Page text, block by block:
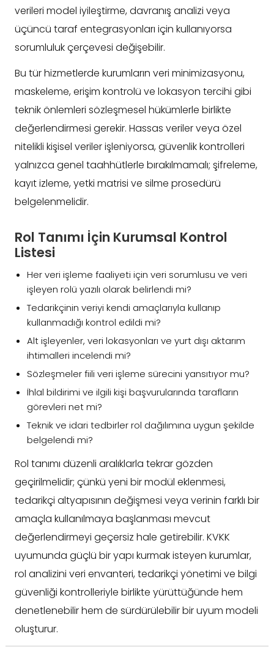
verileri model iyileştirme, davranış analizi veya
üçüncü taraf entegrasyonları için kullanıyorsa
sorumluluk çerçevesi değişebilir.
Bu tür hizmetlerde kurumların veri minimizasyonu,
maskeleme, erişim kontrolü ve lokasyon tercihi gibi
teknik önlemleri sözleşmesel hükümlerle birlikte
değerlendirmesi gerekir. Hassas veriler veya özel
nitelikli kişisel veriler işleniyorsa, güvenlik kontrolleri
yalnızca genel taahhütlerle bırakılmamalı; şifreleme,
kayıt izleme, yetki matrisi ve silme prosedürü
belgelenmelidir.
Rol Tanımı İçin Kurumsal Kontrol
Listesi
Her veri işleme faaliyeti için veri sorumlusu ve veri
işleyen rolü yazılı olarak belirlendi mi?
Tedarikçinin veriyi kendi amaçlarıyla kullanıp
kullanmadığı kontrol edildi mi?
Alt işleyenler, veri lokasyonları ve yurt dışı aktarım
ihtimalleri incelendi mi?
Sözleşmeler fiili veri işleme sürecini yansıtıyor mu?
İhlal bildirimi ve ilgili kişi başvurularında tarafların
görevleri net mi?
Teknik ve idari tedbirler rol dağılımına uygun şekilde
belgelendi mi?
Rol tanımı düzenli aralıklarla tekrar gözden
geçirilmelidir; çünkü yeni bir modül eklenmesi,
tedarikçi altyapısının değişmesi veya verinin farklı bir
amaçla kullanılmaya başlanması mevcut
değerlendirmeyi geçersiz hale getirebilir. KVKK
uyumunda güçlü bir yapı kurmak isteyen kurumlar,
rol analizini veri envanteri, tedarikçi yönetimi ve bilgi
güvenliği kontrolleriyle birlikte yürüttüğünde hem
denetlenebilir hem de sürdürülebilir bir uyum modeli
oluşturur.